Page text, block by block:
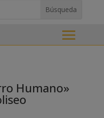
Humano»